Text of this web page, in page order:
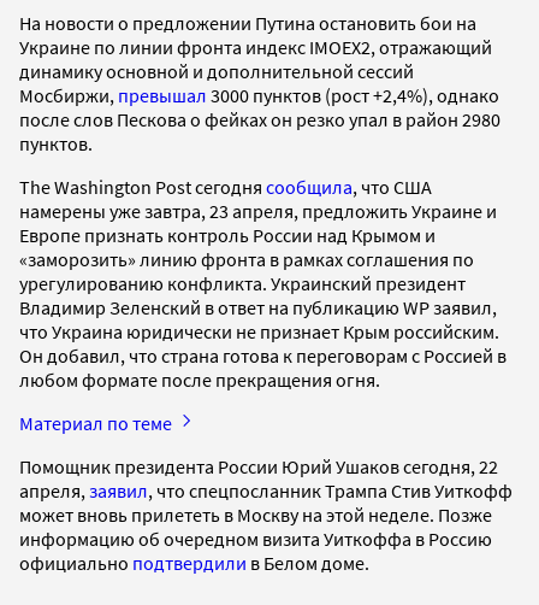
На новости о предложении Путина остановить бои на
Украине по линии фронта индекс IMOEX2, отражающий
динамику основной и дополнительной сессий
Мосбиржи, превышал 3000 пунктов (рост +2,4%), однако
после слов Пескова о фейках он резко упал в район 2980
пунктов.
The Washington Post сегодня сообщила, что США
намерены уже завтра, 23 апреля, предложить Украине и
Европе признать контроль России над Крымом и
«заморозить» линию фронта в рамках соглашения по
урегулированию конфликта. Украинский президент
Владимир Зеленский в ответ на публикацию WP заявил,
что Украина юридически не признает Крым российским.
Он добавил, что страна готова к переговорам с Россией в
любом формате после прекращения огня.
Материал по теме
Помощник президента России Юрий Ушаков сегодня, 22
апреля, заявил, что спецпосланник Трампа Стив Уиткофф
может вновь прилететь в Москву на этой неделе. Позже
информацию об очередном визита Уиткоффа в Россию
официально подтвердили в Белом доме.